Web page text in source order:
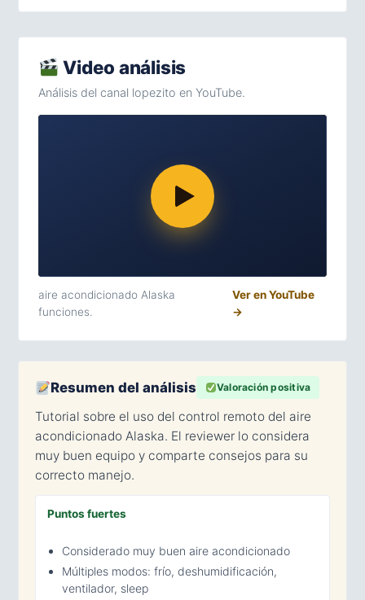
Video análisis
Análisis del canal lopezito en YouTube.
aire acondicionado Alaska
funciones.
Ver en YouTube
→
Resumen del análisis Valoración positiva
Tutorial sobre el uso del control remoto del aire
acondicionado Alaska. El reviewer lo considera
muy buen equipo y comparte consejos para su
correcto manejo.
Puntos fuertes
Considerado muy buen aire acondicionado
Múltiples modos: frío, deshumidificación,
ventilador, sleep